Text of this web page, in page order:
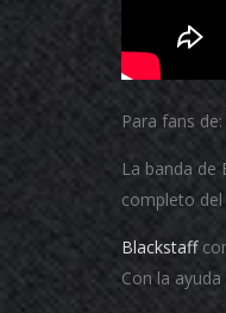
Para fans de:
La banda de
completo del
Blackstaff
Con la